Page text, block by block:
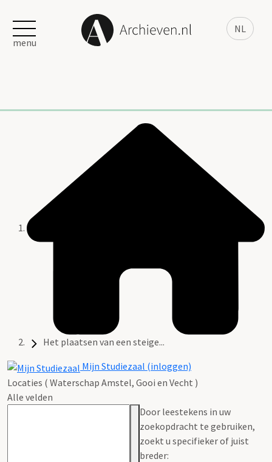
NL
menu
Het plaatsen van een steige...
Mijn Studiezaal (inloggen)
Locaties ( Waterschap Amstel, Gooi en Vecht )
Alle velden
Door leestekens in uw
zoekopdracht te gebruiken,
zoekt u specifieker of juist
breder: